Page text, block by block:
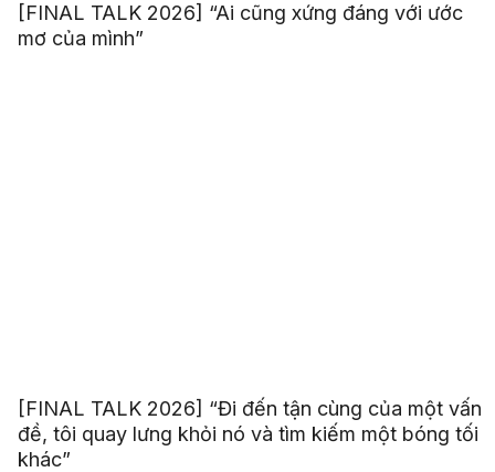
[FINAL TALK 2026] “Ai cũng xứng đáng với ước
mơ của mình”
[FINAL TALK 2026] “Đi đến tận cùng của một vấn
đề, tôi quay lưng khỏi nó và tìm kiếm một bóng tối
khác”